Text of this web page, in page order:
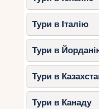
Тури в Італію
Тури в
Тури в
Тури в Канаду